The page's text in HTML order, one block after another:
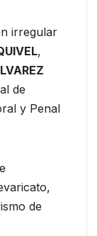
irregular
,
de
y Penal
de